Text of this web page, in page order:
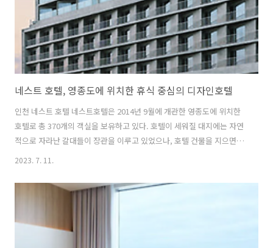
네스트 호텔, 영종도에 위치한 휴식 중심의 디자인호텔
인천 네스트 호텔 네스트호텔은 2014년 9월에 개관한 영종도에 위치한
호텔로 총 370개의 객실을 보유하고 있다. 호텔이 세워질 대지에는 자연
적으로 자라난 갈대들이 장관을 이루고 있었으나, 호텔 건물을 지으면서
최대한 보존하기로 했다. 네스트호텔은 크리에이티브 집단 JOH에서 브
드문 독창적인 디자인 호텔이다. 전 세계의 독창적인 호텔들을 선정하는
디자인 호텔스 Design Hotels의 국내 최초 멤버로서 색다른 호텔을 체
험하고나 하는 많은 크리에이터들에게 영감을 준다. 편리한 위치의 감각
적인 디자인 호텔 편리한 위치의 네스트호텔은 인천 중구 영종도에 위치
2023. 7. 11.